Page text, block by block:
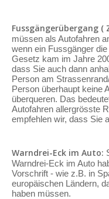
Fussgängerübergang (
müssen als Autofahren
wenn ein Fussgänger
Gesetz kam im Jahre
dass Sie auch dann
Person am
Person überhaupt keine
überqueren. Das
Autofahren allergrösste
empfehlen wir, dass Sie
Warndrei-Eck im Auto:
Warndrei-Eck im Auto
Vorschrift - wie z.B. in
europäischen Ländern,
haben müssen.